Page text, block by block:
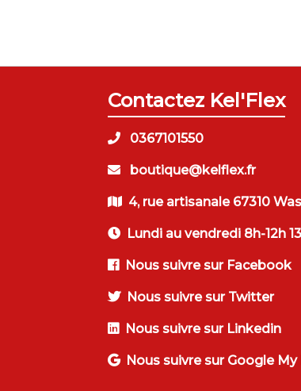
Contactez Kel'Flex
0367101550
boutique@kelflex.fr
4, rue artisanale 67310
Lundi au vendredi 8h-12h
Nous suivre sur Facebook
Nous suivre sur Twitter
Nous suivre sur Linkedin
Nous suivre sur Google My